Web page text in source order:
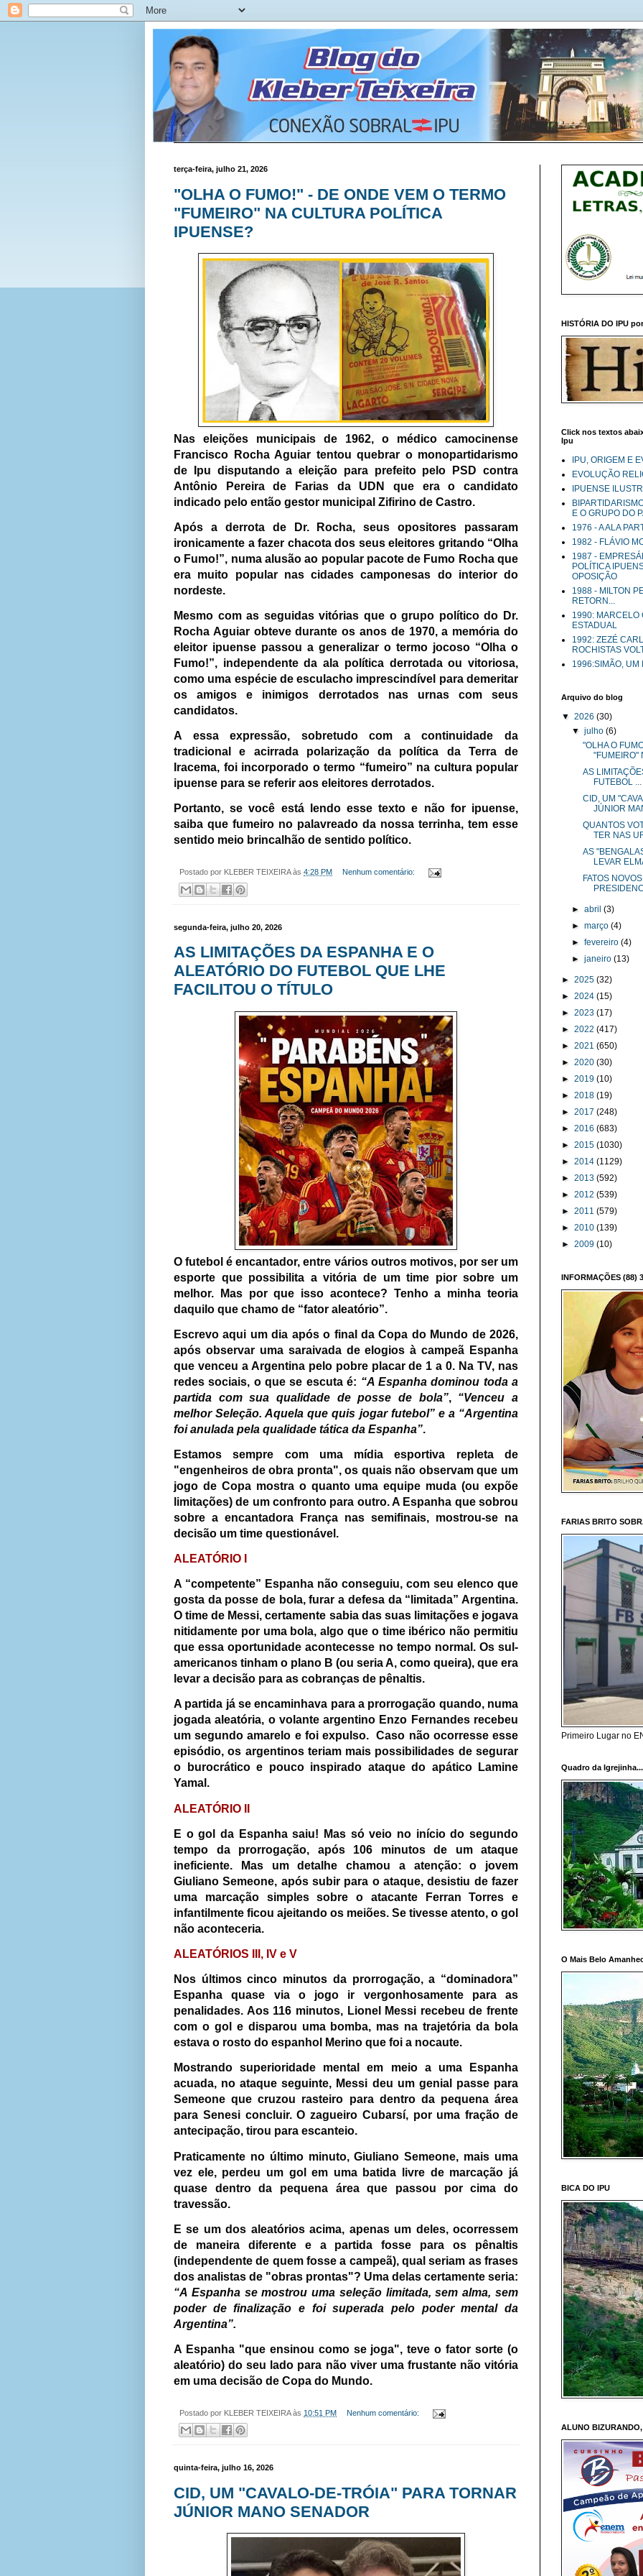
terça-feira, julho 21, 2026
"OLHA O FUMO!" - DE ONDE VEM O TERMO
"FUMEIRO" NA CULTURA POLÍTICA
IPUENSE?
Nas eleições municipais de 1962, o médico camocinense
Francisco Rocha Aguiar tentou quebrar o monopartidarismo
de Ipu disputando a eleição para prefeito pelo PSD contra
Antônio Pereira de Farias da UDN que era o candidato
indicado pelo então gestor municipal Zifirino de Castro.
Após a derrota de Dr. Rocha, seus opositores passaram
ironicamente a fazer chacota dos seus eleitores gritando “Olha
o Fumo!”, numa alusão ao popular pacote de Fumo Rocha que
era muito popular nas cidades camponesas do interior do
nordeste.
Mesmo com as seguidas vitórias que o grupo político do Dr.
Rocha Aguiar obteve durante os anos de 1970, a memória do
eleitor ipuense passou a generalizar o termo jocoso “Olha o
Fumo!”, independente da ala política derrotada ou vitoriosa,
como uma espécie de esculacho imprescindível para demeritar
os amigos e inimigos derrotados nas urnas com seus
candidatos.
A essa expressão, sobretudo com a continuidade da
tradicional e acirrada polarização da política da Terra de
Iracema, foi incorporado o termo “fumeiro” na cultura popular
ipuense para se referir aos eleitores derrotados.
Portanto, se você está lendo esse texto e não for ipuense,
saiba que fumeiro no palavreado da nossa terrinha, tem esse
sentido meio brincalhão de sentido político.
Postado por KLEBER TEIXEIRA às 4:28 PM Nenhum comentário:
segunda-feira, julho 20, 2026
AS LIMITAÇÕES DA ESPANHA E O
ALEATÓRIO DO FUTEBOL QUE LHE
FACILITOU O TÍTULO
O futebol é encantador, entre vários outros motivos, por ser um
esporte que possibilita a vitória de um time pior sobre um
melhor. Mas por que isso acontece? Tenho a minha teoria
daquilo que chamo de “fator aleatório”.
Escrevo aqui um dia após o final da Copa do Mundo de 2026,
após observar uma saraivada de elogios à campeã Espanha
que venceu a Argentina pelo pobre placar de 1 a 0. Na TV, nas
redes sociais, o que se escuta é: “A Espanha dominou toda a
partida com sua qualidade de posse de bola”, “Venceu a
melhor Seleção. Aquela que quis jogar futebol” e a “Argentina
foi anulada pela qualidade tática da Espanha”.
Estamos sempre com uma mídia esportiva repleta de
"engenheiros de obra pronta", os quais não observam que um
jogo de Copa mostra o quanto uma equipe muda (ou expõe
limitações) de um confronto para outro. A Espanha que sobrou
sobre a encantadora França nas semifinais, mostrou-se na
decisão um time questionável.
ALEATÓRIO I
A “competente” Espanha não conseguiu, com seu elenco que
gosta da posse de bola, furar a defesa da “limitada” Argentina.
O time de Messi, certamente sabia das suas limitações e jogava
nitidamente por uma bola, algo que o time ibérico não permitiu
que essa oportunidade acontecesse no tempo normal. Os sul-
americanos tinham o plano B (ou seria A, como queira), que era
levar a decisão para as cobranças de pênaltis.
A partida já se encaminhava para a prorrogação quando, numa
jogada aleatória, o volante argentino Enzo Fernandes recebeu
um segundo amarelo e foi expulso. Caso não ocorresse esse
episódio, os argentinos teriam mais possibilidades de segurar
o burocrático e pouco inspirado ataque do apático Lamine
Yamal.
ALEATÓRIO II
E o gol da Espanha saiu! Mas só veio no início do segundo
tempo da prorrogação, após 106 minutos de um ataque
ineficiente. Mas um detalhe chamou a atenção: o jovem
Giuliano Semeone, após subir para o ataque, desistiu de fazer
uma marcação simples sobre o atacante Ferran Torres e
infantilmente ficou ajeitando os meiões. Se tivesse atento, o gol
não aconteceria.
ALEATÓRIOS III, IV e V
Nos últimos cinco minutos da prorrogação, a “dominadora”
Espanha quase via o jogo ir vergonhosamente para as
penalidades. Aos 116 minutos, Lionel Messi recebeu de frente
com o gol e disparou uma bomba, mas na trajetória da bola
estava o rosto do espanhol Merino que foi a nocaute.
Mostrando superioridade mental em meio a uma Espanha
acuada, no ataque seguinte, Messi deu um genial passe para
Semeone que cruzou rasteiro para dentro da pequena área
para Senesi concluir. O zagueiro Cubarsí, por uma fração de
antecipação, tirou para escanteio.
Praticamente no último minuto, Giuliano Semeone, mais uma
vez ele, perdeu um gol em uma batida livre de marcação já
quase dentro da pequena área que passou por cima do
travessão.
E se um dos aleatórios acima, apenas um deles, ocorressem
de maneira diferente e a partida fosse para os pênaltis
(independente de quem fosse a campeã), qual seriam as frases
dos analistas de "obras prontas"? Uma delas certamente seria:
“A Espanha se mostrou uma seleção limitada, sem alma, sem
poder de finalização e foi superada pelo poder mental da
Argentina”.
A Espanha "que ensinou como se joga", teve o fator sorte (o
aleatório) do seu lado para não viver uma frustante não vitória
em uma decisão de Copa do Mundo.
Postado por KLEBER TEIXEIRA às 10:51 PM Nenhum comentário:
quinta-feira, julho 16, 2026
CID, UM "CAVALO-DE-TRÓIA" PARA TORNAR
JÚNIOR MANO SENADOR
HISTÓRIA DO IPU
Click nos textos
Ipu
IPU, ORIGEM E
EVOLUÇÃO
IPUENSE
E O GRUPO DO
1976 - A ALA
1982 - FLÁVIO
1987 -
POLÍTICA
OPOSIÇÃO
1988 - MILTON
RETORN...
1990: MARCELO
ESTADUAL
1992: ZEZÉ
ROCHISTAS
1996:SIMÃO, UM
Arquivo do blog
▼ 2026 (30)
▼julho(6)
"OLHA O
"FUMEIRO"
AS
FUTEBOL ...
CID, UM
JÚNIOR
QUANTOS
TER NAS
AS
LEVAR
FATOS
►abril(3)
►março(4)
►fevereiro(4)
►janeiro(13)
► 2025 (32)
► 2024 (15)
► 2023 (17)
► 2022 (417)
► 2021 (650)
► 2020 (30)
► 2019 (10)
► 2018 (19)
► 2017 (248)
► 2016 (683)
► 2015 (1030)
► 2014 (1129)
► 2013 (592)
► 2012 (539)
► 2011 (579)
► 2010 (139)
► 2009 (10)
INFORMAÇÕES (88)
FARIAS BRITO
Primeiro Lugar no
Quadro da
O Mais Belo
BICA DO IPU
ALUNO